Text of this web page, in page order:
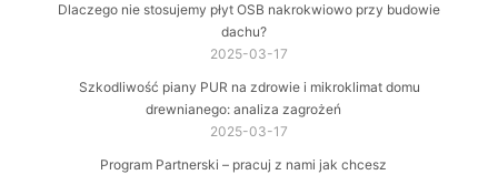
Dlaczego nie stosujemy płyt OSB nakrokwiowo przy budowie
dachu?
2025-03-17
Szkodliwość piany PUR na zdrowie i mikroklimat domu
drewnianego: analiza zagrożeń
2025-03-17
Program Partnerski – pracuj z nami jak chcesz